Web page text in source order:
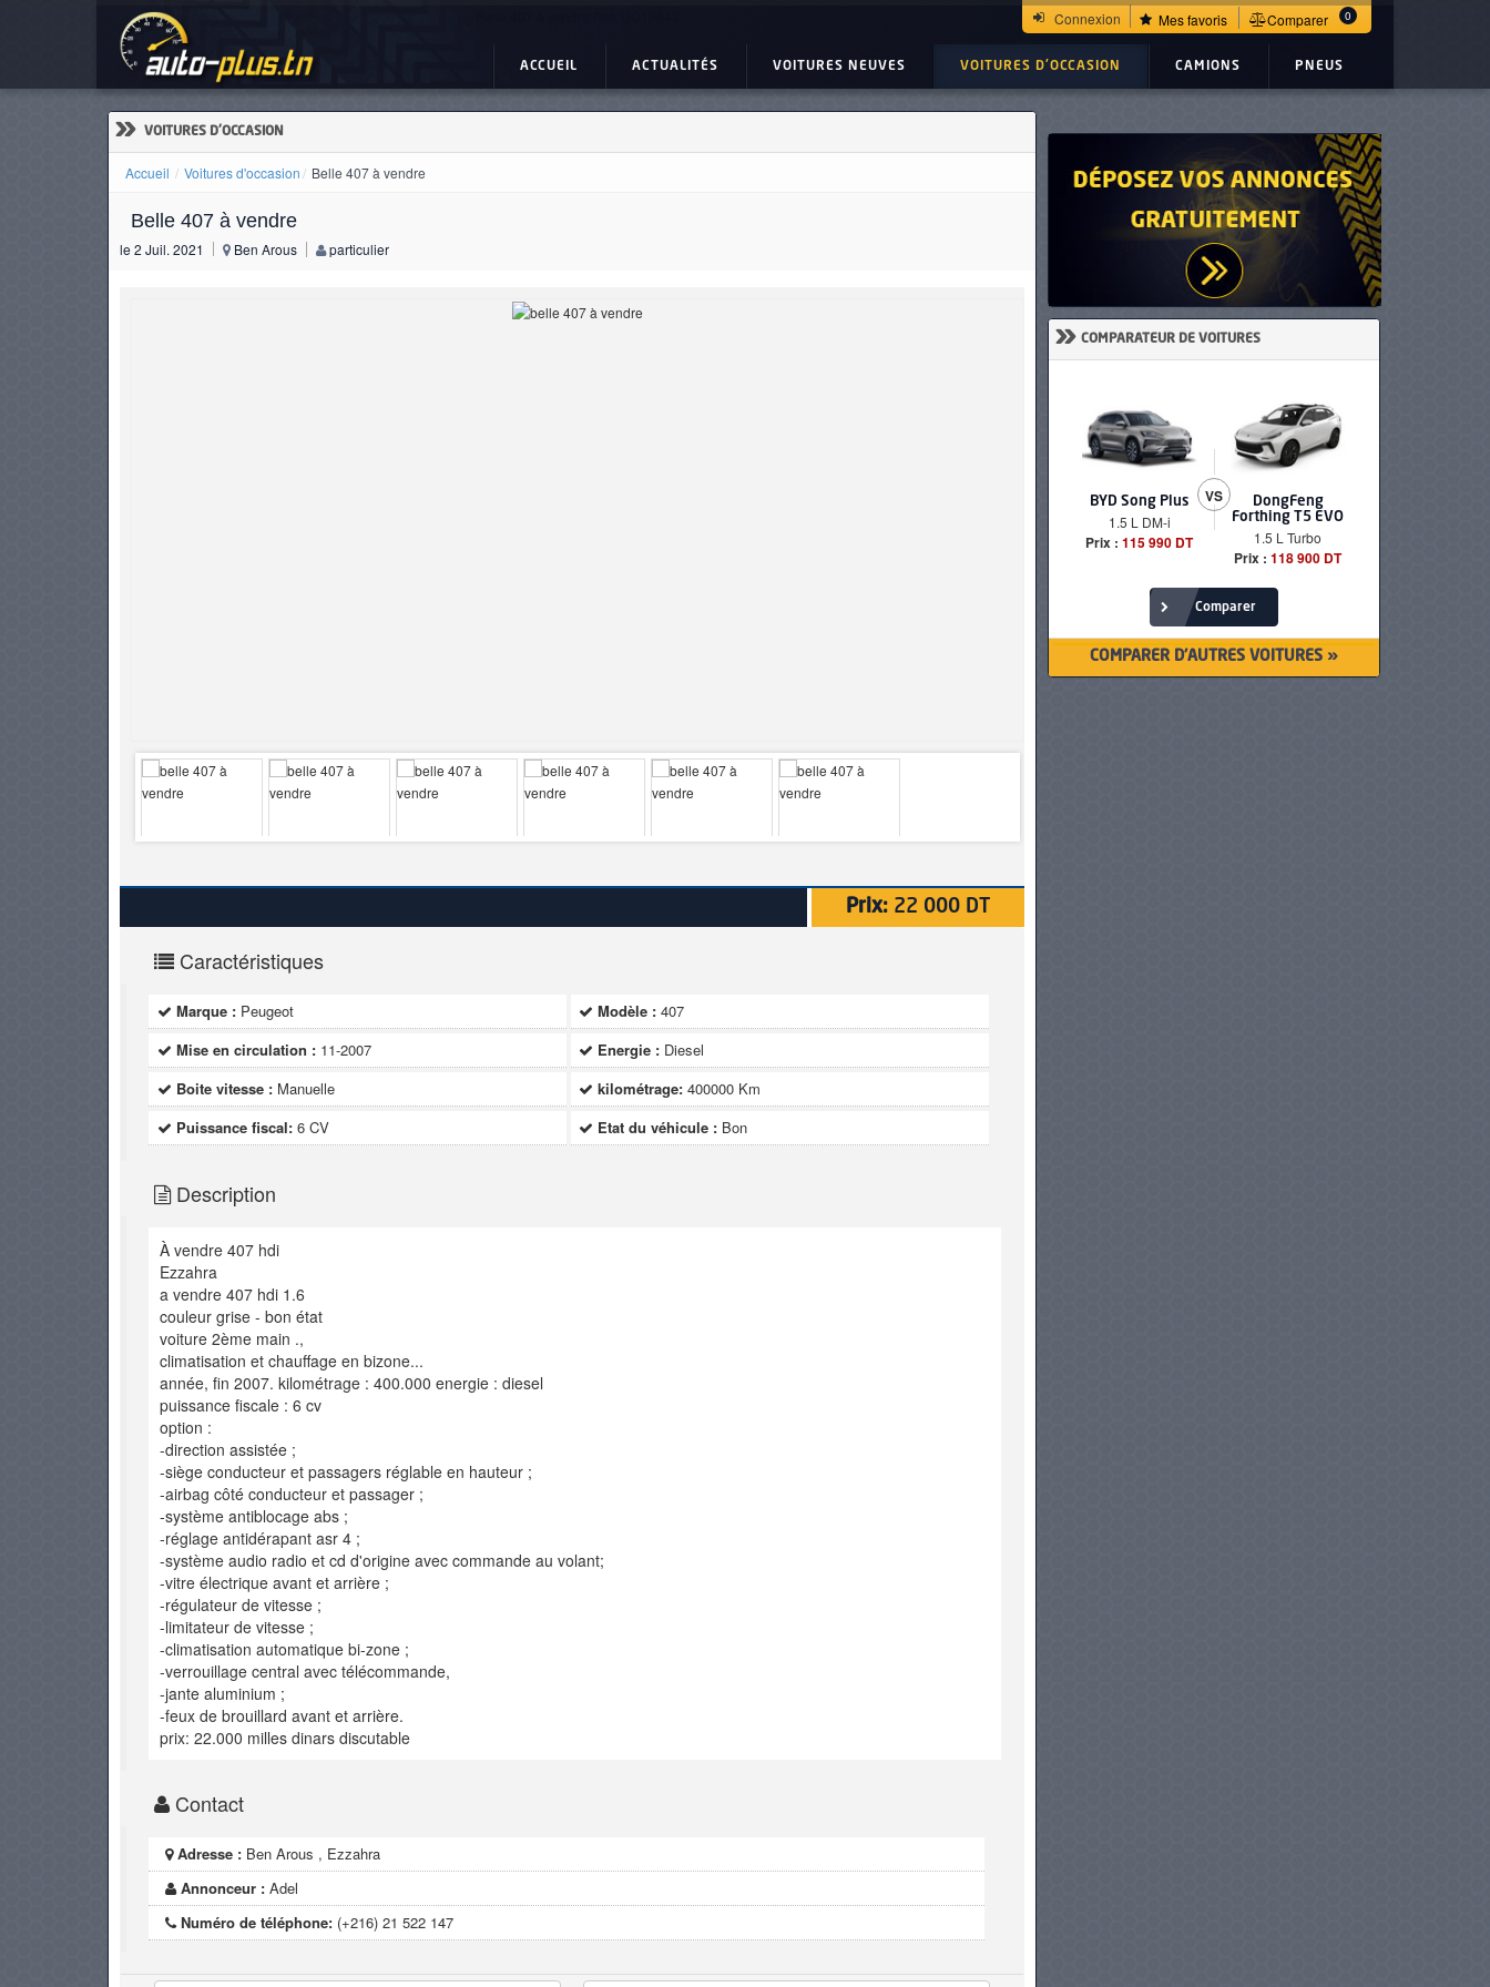
Connexion Mes favoris Comparer 0
ACCUEIL ACTUALITÉS VOITURES NEUVES VOITURES D'OCCASION CAMIONS PNEUS
» VOITURES D'OCCASION
Accueil Voitures d'occasion Belle 407 à vendre
Belle 407 à vendre
le 2 Juil. 2021 Ben Arous particulier
Prix: 22 000 DT
Caractéristiques
Marque : Peugeot Modèle : 407
Mise en circulation : 11-2007 Energie : Diesel
Boite vitesse : Manuelle kilométrage: 400000 Km
Puissance fiscal: 6 CV Etat du véhicule : Bon
Description
À vendre 407 hdi
Ezzahra
a vendre 407 hdi 1.6
couleur grise - bon état
voiture 2ème main .,
climatisation et chauffage en bizone...
année, fin 2007. kilométrage : 400.000 energie : diesel
puissance fiscale : 6 cv
option :
-direction assistée ;
-siège conducteur et passagers réglable en hauteur ;
-airbag côté conducteur et passager ;
-système antiblocage abs ;
-réglage antidérapant asr 4 ;
-système audio radio et cd d'origine avec commande au volant;
-vitre électrique avant et arrière ;
-régulateur de vitesse ;
-limitateur de vitesse ;
-climatisation automatique bi-zone ;
-verrouillage central avec télécommande,
-jante aluminium ;
-feux de brouillard avant et arrière.
prix: 22.000 milles dinars discutable
Contact
Adresse : Ben Arous , Ezzahra
Annonceur : Adel
Numéro de téléphone: (+216) 21 522 147
» COMPARATEUR DE VOITURES
BYD Song Plus
1.5 L DM-i
Prix : 115 990 DT
VS
DongFeng
Forthing T5 EVO
1.5 L Turbo
Prix : 118 900 DT
Comparer
COMPARER D'AUTRES VOITURES »
ACTUALITÉS